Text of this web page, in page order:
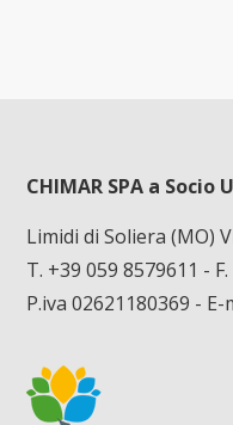
CHIMAR SPA a Socio
Limidi di Soliera (MO)
T. +39 059 8579611 -
P.iva 02621180369 - E-